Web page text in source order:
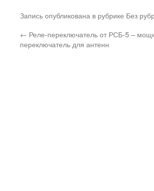
Запись опубликована в рубрике Без
← Реле-переключатель от РСБ-5 –
переключатель для антенн